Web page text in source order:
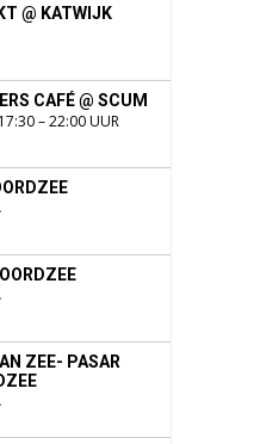
@ KATWIJK
CAFÉ @ SCUM
– 22:00 UUR
ZEE- PASAR